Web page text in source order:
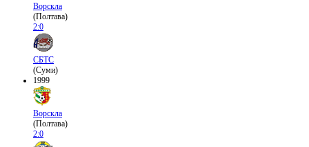
Ворскла
(Полтава)
2:0
СБТС
(Суми)
1999
Ворскла
(Полтава)
2:0